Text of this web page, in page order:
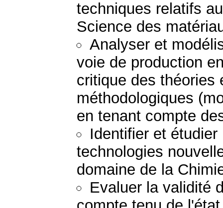
techniques relatifs
Science des
Analyser et
voie de production
critique des théories
méthodologiques
en tenant compte
Identifier et
technologies
domaine de la
Evaluer la validité